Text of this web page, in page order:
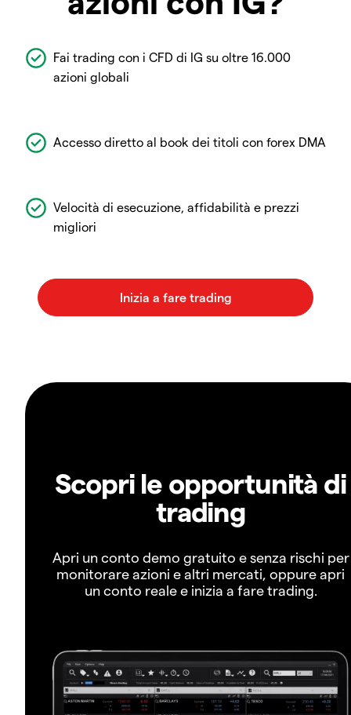
Fai trading con i CFD di IG su oltre 16.000
azioni globali
Accesso diretto al book dei titoli con forex DMA
Velocità di esecuzione, affidabilità e prezzi
migliori
Scopri le opportunità di
trading
Apri un conto demo gratuito e senza rischi per
monitorare azioni e altri mercati, oppure apri
un conto reale e inizia a fare trading.